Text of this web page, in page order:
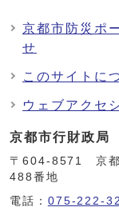
京都市防災ポ
せ
このサイトに
ウェブアクセ
京都市行財政局
〒604-8571 京都
488番地
電話： 075-222-